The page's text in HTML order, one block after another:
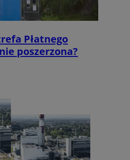
Płatnego
poszerzona?